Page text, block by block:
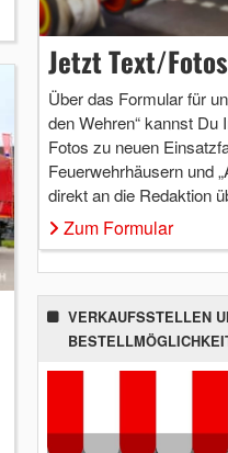
Jetzt Text/
Über das Formular für
den Wehren“ kannst Du
Fotos zu neuen
Feuerwehrhäusern und
direkt an die Redaktion
Zum Formular
VERKAUFSSTELLEN